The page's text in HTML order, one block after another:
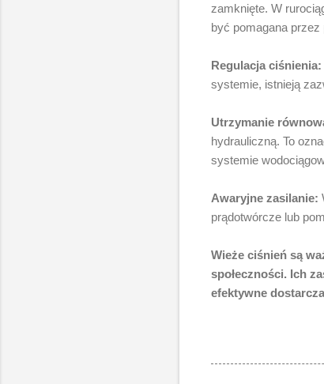
zamknięte. W
być pomagana przez
Regulacja ciśnienia:
systemie, istnieją
Utrzymanie
hydrauliczną. To
systemie
Awaryjne zasilanie:
prądotwórcze lub
Wieże ciśnień są
społeczności. Ich
efektywne